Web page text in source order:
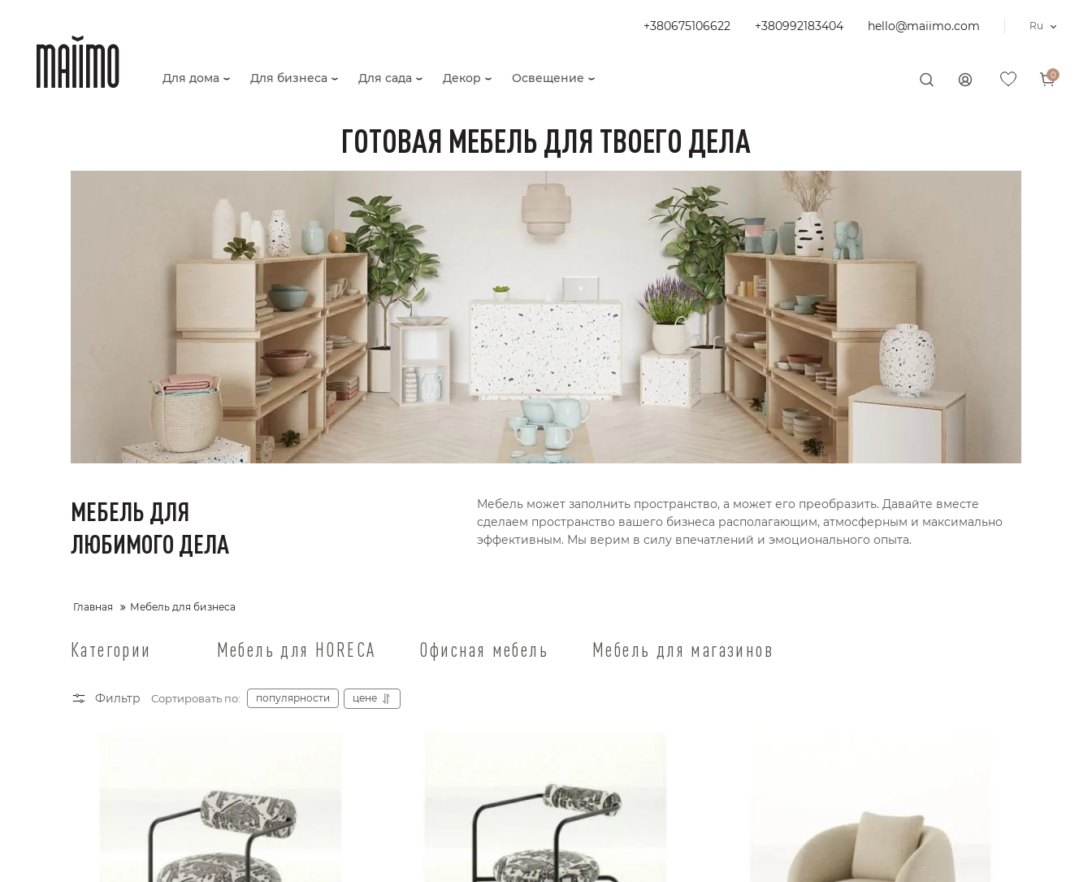
+380675106622 +380992183404 hello@maiimo.com Ru
Для дома Для бизнеса Для сада Декор Освещение 0
ГОТОВАЯ МЕБЕЛЬ ДЛЯ ТВОЕГО ДЕЛА
МЕБЕЛЬ ДЛЯ
ЛЮБИМОГО ДЕЛА
Мебель может заполнить пространство, а может его преобразить. Давайте вместе
сделаем пространство вашего бизнеса располагающим, атмосферным и максимально
эффективным. Мы верим в силу впечатлений и эмоционального опыта.
Главная Мебель для бизнеса
Категории Мебель для HORECA Офисная мебель Мебель для магазинов
Фильтр Сортировать по: популярности цене